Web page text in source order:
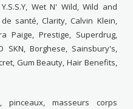
Wet N' Wild, Wild and
santé, Clarity, Calvin Klein,
Paige, Prestige, Superdrug,
SKN, Borghese, Sainsbury's,
Gum Beauty, Hair Benefits,
pinceaux, masseurs corps